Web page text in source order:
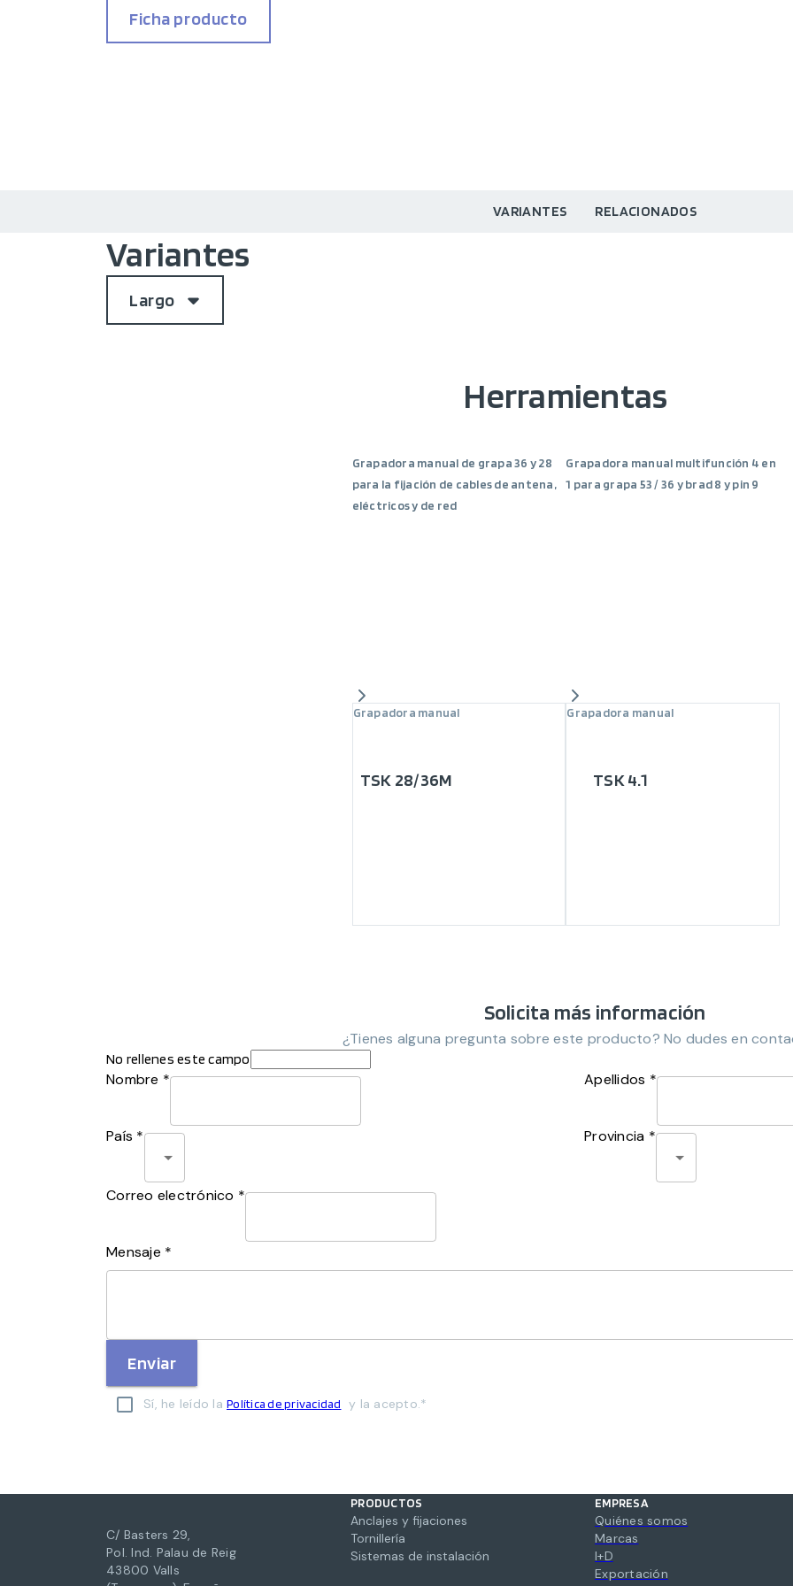
Ficha producto
VARIANTES RELACIONADOS
Variantes
Largo
Herramientas
Grapadora manual de grapa 36 y 28
para la fijación de cables de antena,
eléctricos y de red
Grapadora manual
TSK 28/36M
Grapadora manual multifunción 4 en
1 para grapa 53 / 36 y brad 8 y pin 9
Grapadora manual
TSK 4.1
Solicita más información
¿Tienes alguna pregunta sobre este producto? No dudes en
No rellenes este campo
Nombre * Apellidos *
País * Provincia *
Correo electrónico *
Mensaje *
Enviar
Sí, he leído la Política de privacidad y la acepto.*
C/ Basters 29,
Pol. Ind. Palau de Reig
43800 Valls
PRODUCTOS
Anclajes y fijaciones
Tornillería
Sistemas de instalación
EMPRESA
Quiénes somos
Marcas
I+D
Exportación